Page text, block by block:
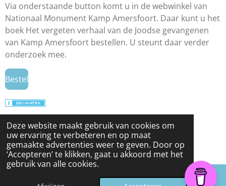
Deze website maakt gebruik van cookies om
uw ervaring te verbeteren en op maat
gemaakte advertenties weer te geven. Door op
‘Accepteren’ te klikken, gaat u akkoord met het
gebruik van alle cookies.
Via onderstaande button komt u in de webwinkel van
Nationaal Monument Kamp Amersfoort. Daar kunt u het
boek Het vergeten verhaal van de Joodse gevangenen
van Kamp Amersfoort bestellen. U steunt daar verder
onderzoek mee.
Bestel
© 2024 - 2026 Antisemitisme in actualiteit en
geschiedenis
Powered byJouwWeb